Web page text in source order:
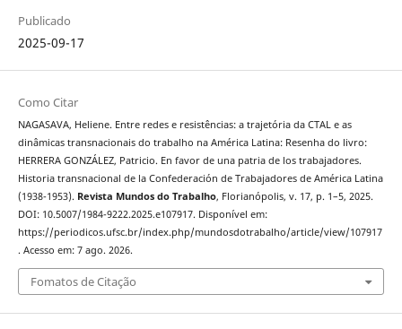
Publicado
2025-09-17
Como Citar
NAGASAVA, Heliene. Entre redes e resistências: a trajetória da CTAL e as
dinâmicas transnacionais do trabalho na América Latina: Resenha do livro:
HERRERA GONZÁLEZ, Patricio. En favor de una patria de los trabajadores.
Historia transnacional de la Confederación de Trabajadores de América Latina
(1938-1953). Revista Mundos do Trabalho, Florianópolis, v. 17, p. 1–5, 2025.
DOI: 10.5007/1984-9222.2025.e107917. Disponível em:
https://periodicos.ufsc.br/index.php/mundosdotrabalho/article/view/107917
. Acesso em: 7 ago. 2026.
Fomatos de Citação